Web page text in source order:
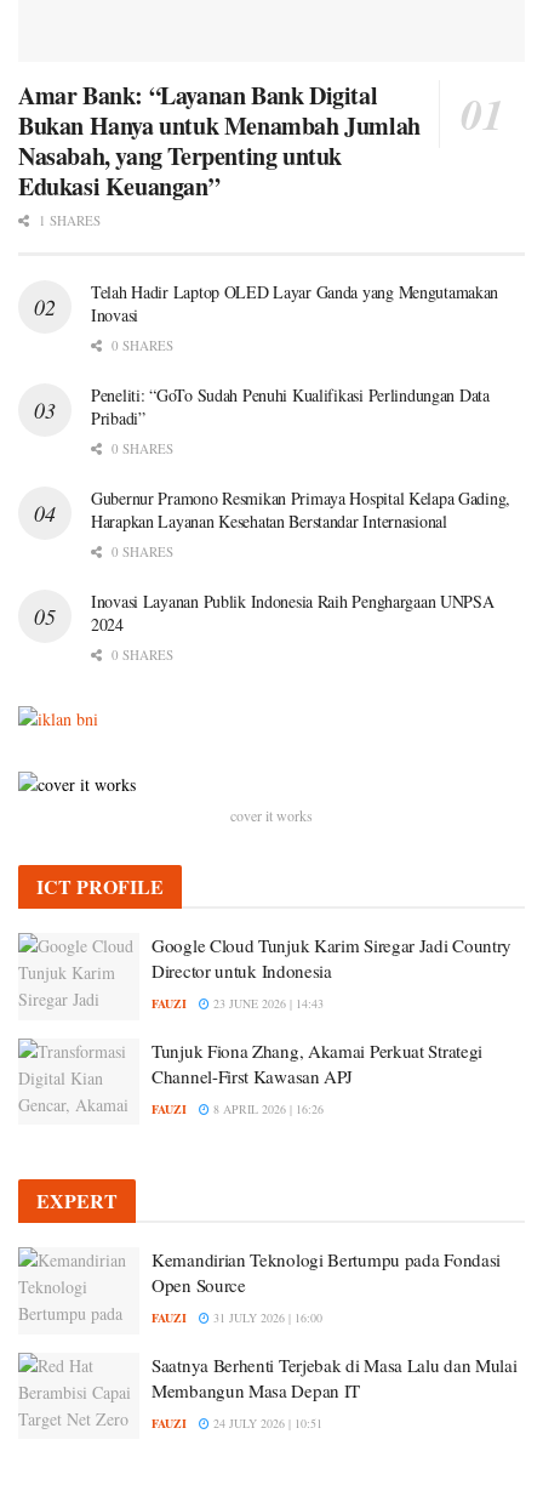
Amar Bank: “Layanan Bank Digital
Bukan Hanya untuk Menambah Jumlah
Nasabah, yang Terpenting untuk
Edukasi Keuangan”
1 SHARES
Telah Hadir Laptop OLED Layar Ganda yang Mengutamakan
Inovasi
0 SHARES
Peneliti: “GoTo Sudah Penuhi Kualifikasi Perlindungan Data
Pribadi”
0 SHARES
Gubernur Pramono Resmikan Primaya Hospital Kelapa Gading,
Harapkan Layanan Kesehatan Berstandar Internasional
0 SHARES
Inovasi Layanan Publik Indonesia Raih Penghargaan UNPSA
2024
0 SHARES
cover it works
ICT PROFILE
Google Cloud Tunjuk Karim Siregar Jadi Country
Director untuk Indonesia
FAUZI 23 JUNE 2026 | 14:43
Tunjuk Fiona Zhang, Akamai Perkuat Strategi
Channel-First Kawasan APJ
FAUZI 8 APRIL 2026 | 16:26
EXPERT
Kemandirian Teknologi Bertumpu pada Fondasi
Open Source
FAUZI 31 JULY 2026 | 16:00
Saatnya Berhenti Terjebak di Masa Lalu dan Mulai
Membangun Masa Depan IT
FAUZI 24 JULY 2026 | 10:51